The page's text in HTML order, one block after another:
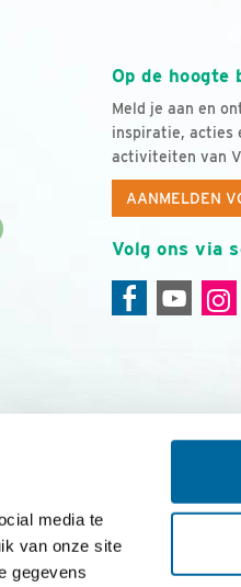
media te
van onze site
gegevens
Op de hoogte
Meld je aan en
inspiratie, acties
activiteiten van
AANMELDEN
Volg ons via